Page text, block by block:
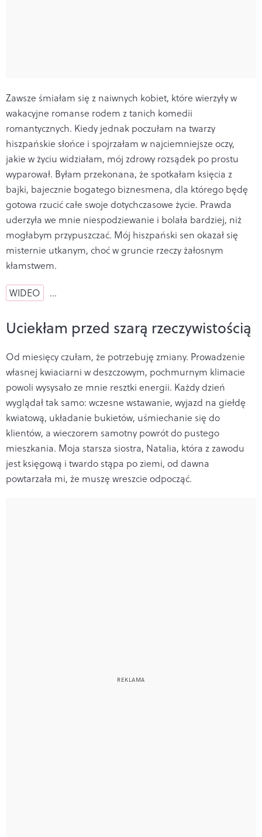
Zawsze śmiałam się z naiwnych kobiet, które wierzyły w
wakacyjne romanse rodem z tanich komedii
romantycznych. Kiedy jednak poczułam na twarzy
hiszpańskie słońce i spojrzałam w najciemniejsze oczy,
jakie w życiu widziałam, mój zdrowy rozsądek po prostu
wyparował. Byłam przekonana, że spotkałam księcia z
bajki, bajecznie bogatego biznesmena, dla którego będę
gotowa rzucić całe swoje dotychczasowe życie. Prawda
uderzyła we mnie niespodziewanie i bolała bardziej, niż
mogłabym przypuszczać. Mój hiszpański sen okazał się
misternie utkanym, choć w gruncie rzeczy żałosnym
kłamstwem.
WIDEO …
Uciekłam przed szarą rzeczywistością
Od miesięcy czułam, że potrzebuję zmiany. Prowadzenie
własnej kwiaciarni w deszczowym, pochmurnym klimacie
powoli wysysało ze mnie resztki energii. Każdy dzień
wyglądał tak samo: wczesne wstawanie, wyjazd na giełdę
kwiatową, układanie bukietów, uśmiechanie się do
klientów, a wieczorem samotny powrót do pustego
mieszkania. Moja starsza siostra, Natalia, która z zawodu
jest księgową i twardo stąpa po ziemi, od dawna
powtarzała mi, że muszę wreszcie odpocząć.